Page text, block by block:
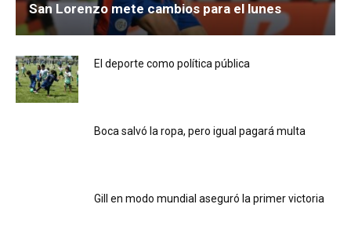
San Lorenzo mete cambios para el lunes
El deporte como política pública
Boca salvó la ropa, pero igual pagará multa
Gill en modo mundial aseguró la primer victoria